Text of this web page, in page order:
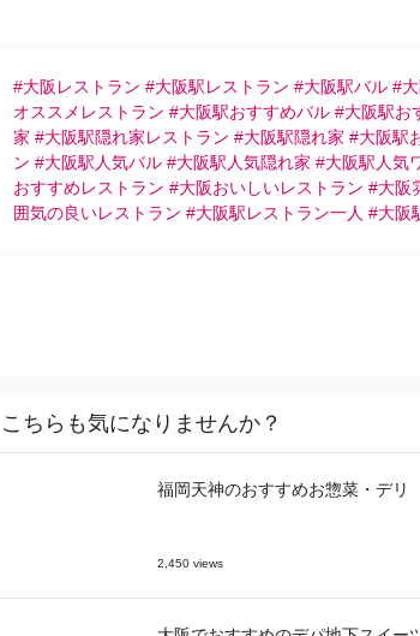
#大阪レストラン #大阪駅レストラン #大阪駅バル #
オススメレストラン #大阪駅おすすめバル #大阪駅
家 #大阪駅隠れ家レストラン #大阪駅隠れ家 #大阪駅
ン #大阪駅人気バル #大阪駅人気隠れ家 #大阪駅人気
おすすめレストラン #大阪おいしいレストラン #大
囲気の良いレストラン #大阪駅レストラン一人 #大阪
こちらも気になりませんか？
福岡天神のおすすめお惣菜・デリ
2,450 views